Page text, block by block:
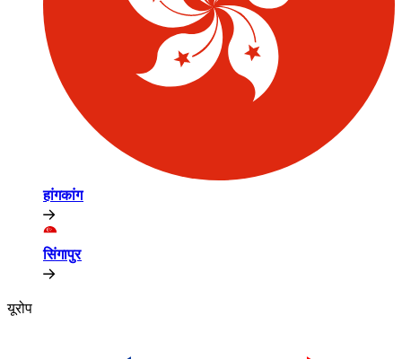
हांगकांग​​
सिंगापुर​​
यूरोप​​